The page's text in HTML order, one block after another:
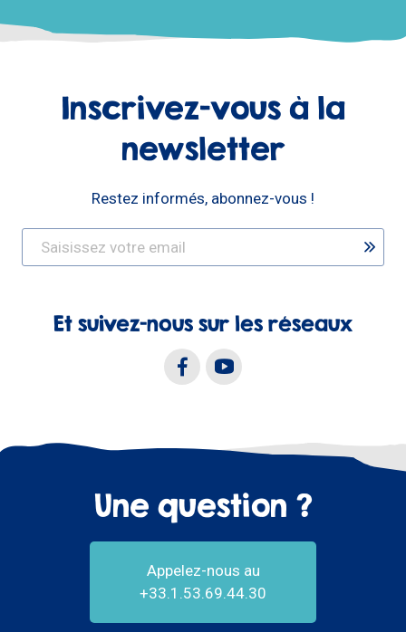
Inscrivez-vous à la
newsletter
Restez informés, abonnez-vous !
Et suivez-nous sur les réseaux
Une question ?
Appelez-nous au
+33.1.53.69.44.30